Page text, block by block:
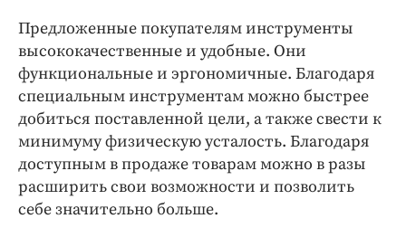
Предложенные покупателям инструменты
высококачественные и удобные. Они
функциональные и эргономичные. Благодаря
специальным инструментам можно быстрее
добиться поставленной цели, а также свести к
минимуму физическую усталость. Благодаря
доступным в продаже товарам можно в разы
расширить свои возможности и позволить
себе значительно больше.